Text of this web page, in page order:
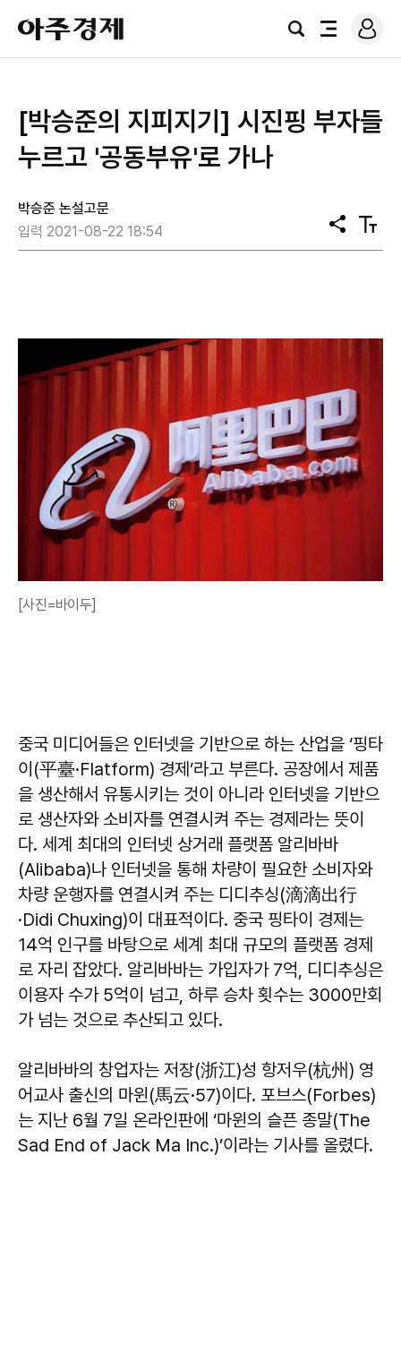
아
주
경
검
전
로
그
[박승준의 지피지기] 시진핑 부자들
누르고 '공동부유'로 가나
박승준 논설고문
입력 2021-08-22 18:54
공
유
텍
스
[사진=바이두]
중국 미디어들은 인터넷을 기반으로 하는 산업을 ‘핑타
이(平臺·Flatform) 경제’라고 부른다. 공장에서 제품
을 생산해서 유통시키는 것이 아니라 인터넷을 기반으
로 생산자와 소비자를 연결시켜 주는 경제라는 뜻이
다. 세계 최대의 인터넷 상거래 플랫폼 알리바바
(Alibaba)나 인터넷을 통해 차량이 필요한 소비자와
차량 운행자를 연결시켜 주는 디디추싱(滴滴出行
·Didi Chuxing)이 대표적이다. 중국 핑타이 경제는
14억 인구를 바탕으로 세계 최대 규모의 플랫폼 경제
로 자리 잡았다. 알리바바는 가입자가 7억, 디디추싱은
이용자 수가 5억이 넘고, 하루 승차 횟수는 3000만회
가 넘는 것으로 추산되고 있다.
알리바바의 창업자는 저장(浙江)성 항저우(杭州) 영
어교사 출신의 마윈(馬云·57)이다. 포브스(Forbes)
는 지난 6월 7일 온라인판에 ‘마윈의 슬픈 종말(The
Sad End of Jack Ma Inc.)’이라는 기사를 올렸다.